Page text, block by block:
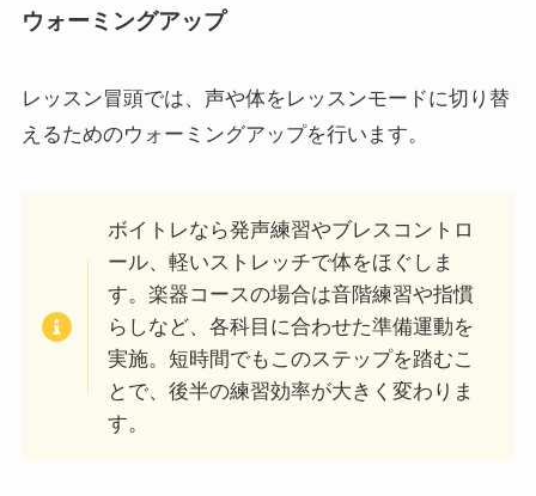
ウォーミングアップ
レッスン冒頭では、声や体をレッスンモードに切り替
えるためのウォーミングアップを行います。
ボイトレなら発声練習やブレスコントロ
ール、軽いストレッチで体をほぐしま
す。楽器コースの場合は音階練習や指慣
らしなど、各科目に合わせた準備運動を
実施。短時間でもこのステップを踏むこ
とで、後半の練習効率が大きく変わりま
す。